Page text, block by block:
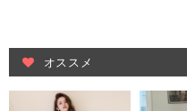
オススメ